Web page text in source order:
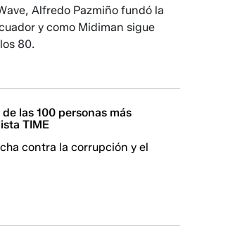
Alfredo Pazmiño fundó la
y como Midiman sigue
80.
las 100 personas más
TIME
contra la corrupción y el